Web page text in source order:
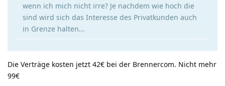
wenn ich mich nicht irre? Je nachdem wie hoch die
sind wird sich das Interesse des Privatkunden auch
in Grenze halten...
Die Verträge kosten jetzt 42€ bei der Brennercom. Nicht mehr
99€